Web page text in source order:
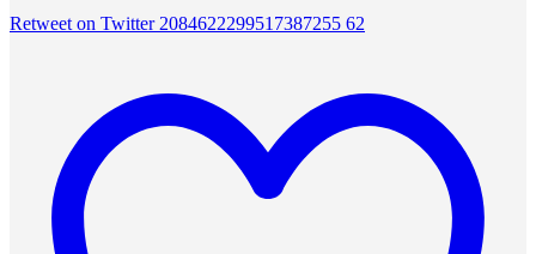
Retweet on Twitter 2084622299517387255 62